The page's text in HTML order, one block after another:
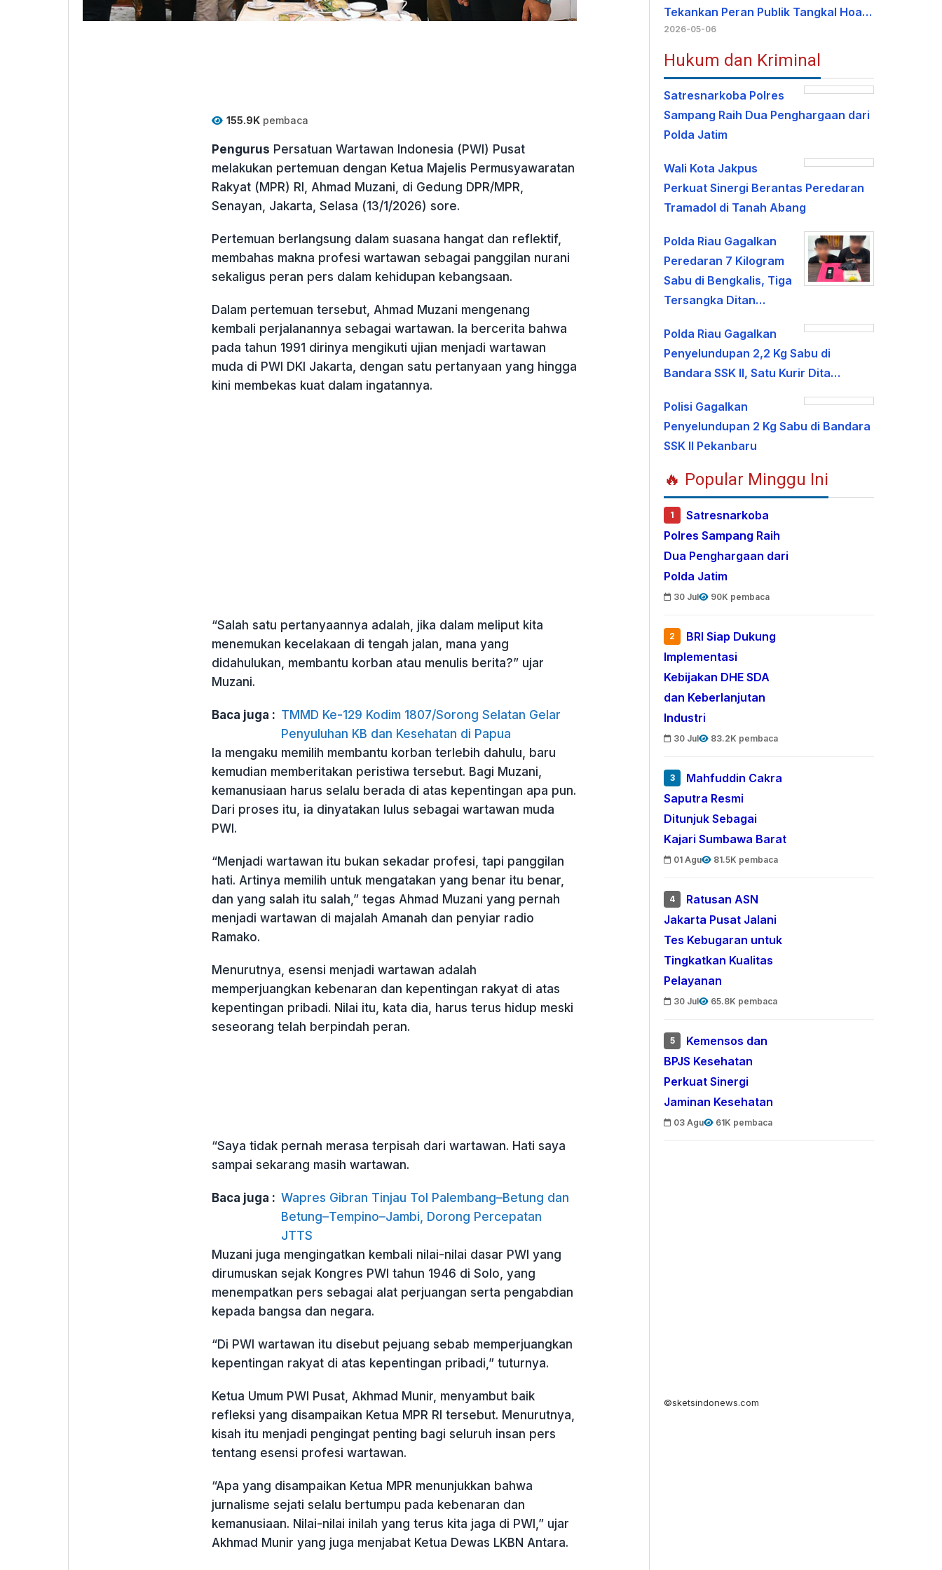
155.9Kpembaca
Pengurus Persatuan Wartawan Indonesia (PWI) Pusat
melakukan pertemuan dengan Ketua Majelis Permusyawaratan
Rakyat (MPR) RI, Ahmad Muzani, di Gedung DPR/MPR,
Senayan, Jakarta, Selasa (13/1/2026) sore.
Pertemuan berlangsung dalam suasana hangat dan reflektif,
membahas makna profesi wartawan sebagai panggilan nurani
sekaligus peran pers dalam kehidupan kebangsaan.
Dalam pertemuan tersebut, Ahmad Muzani mengenang
kembali perjalanannya sebagai wartawan. Ia bercerita bahwa
pada tahun 1991 dirinya mengikuti ujian menjadi wartawan
muda di PWI DKI Jakarta, dengan satu pertanyaan yang hingga
kini membekas kuat dalam ingatannya.
“Salah satu pertanyaannya adalah, jika dalam meliput kita
menemukan kecelakaan di tengah jalan, mana yang
didahulukan, membantu korban atau menulis berita?” ujar
Muzani.
Baca juga : TMMD Ke-129 Kodim 1807/Sorong Selatan Gelar
Penyuluhan KB dan Kesehatan di Papua
Ia mengaku memilih membantu korban terlebih dahulu, baru
kemudian memberitakan peristiwa tersebut. Bagi Muzani,
kemanusiaan harus selalu berada di atas kepentingan apa pun.
Dari proses itu, ia dinyatakan lulus sebagai wartawan muda
PWI.
“Menjadi wartawan itu bukan sekadar profesi, tapi panggilan
hati. Artinya memilih untuk mengatakan yang benar itu benar,
dan yang salah itu salah,” tegas Ahmad Muzani yang pernah
menjadi wartawan di majalah Amanah dan penyiar radio
Ramako.
Menurutnya, esensi menjadi wartawan adalah
memperjuangkan kebenaran dan kepentingan rakyat di atas
kepentingan pribadi. Nilai itu, kata dia, harus terus hidup meski
seseorang telah berpindah peran.
“Saya tidak pernah merasa terpisah dari wartawan. Hati saya
sampai sekarang masih wartawan.
Baca juga : Wapres Gibran Tinjau Tol Palembang–Betung dan
Betung–Tempino–Jambi, Dorong Percepatan
JTTS
Muzani juga mengingatkan kembali nilai-nilai dasar PWI yang
dirumuskan sejak Kongres PWI tahun 1946 di Solo, yang
menempatkan pers sebagai alat perjuangan serta pengabdian
kepada bangsa dan negara.
“Di PWI wartawan itu disebut pejuang sebab memperjuangkan
kepentingan rakyat di atas kepentingan pribadi,” tuturnya.
Ketua Umum PWI Pusat, Akhmad Munir, menyambut baik
refleksi yang disampaikan Ketua MPR RI tersebut. Menurutnya,
kisah itu menjadi pengingat penting bagi seluruh insan pers
tentang esensi profesi wartawan.
“Apa yang disampaikan Ketua MPR menunjukkan bahwa
jurnalisme sejati selalu bertumpu pada kebenaran dan
kemanusiaan. Nilai-nilai inilah yang terus kita jaga di PWI,” ujar
Akhmad Munir yang juga menjabat Ketua Dewas LKBN Antara.
Tekankan Peran Publik Tangkal Hoa…
2026-05-06
Hukum dan Kriminal
Satresnarkoba Polres
Sampang Raih Dua Penghargaan dari
Polda Jatim
Wali Kota Jakpus
Perkuat Sinergi Berantas Peredaran
Tramadol di Tanah Abang
Polda Riau Gagalkan
Peredaran 7 Kilogram
Sabu di Bengkalis, Tiga
Tersangka Ditan…
Polda Riau Gagalkan
Penyelundupan 2,2 Kg Sabu di
Bandara SSK II, Satu Kurir Dita…
Polisi Gagalkan
Penyelundupan 2 Kg Sabu di Bandara
SSK II Pekanbaru
🔥 Popular Minggu Ini
1
Satresnarkoba
Polres Sampang Raih
Dua Penghargaan dari
Polda Jatim
30 Jul 90K pembaca
2
BRI Siap Dukung
Implementasi
Kebijakan DHE SDA
dan Keberlanjutan
Industri
30 Jul 83.2K pembaca
3
Mahfuddin Cakra
Saputra Resmi
Ditunjuk Sebagai
Kajari Sumbawa Barat
01 Agu 81.5K pembaca
4
Ratusan ASN
Jakarta Pusat Jalani
Tes Kebugaran untuk
Tingkatkan Kualitas
Pelayanan
30 Jul 65.8K pembaca
5
Kemensos dan
BPJS Kesehatan
Perkuat Sinergi
Jaminan Kesehatan
03 Agu 61K pembaca
©sketsindonews.com